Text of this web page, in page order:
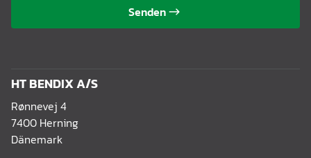
Senden
HT BENDIX A/S
Rønnevej 4
7400 Herning
Dänemark